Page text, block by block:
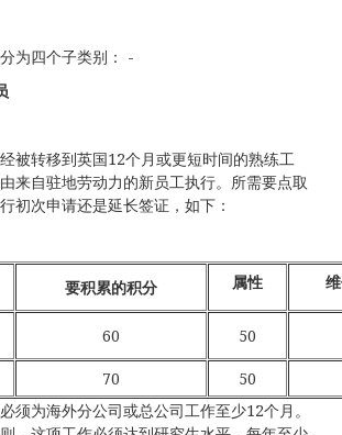
为四个子类别： -
被转移到英国12个月或更短时间的熟练工
来自驻地劳动力的新员工执行。所需要点取
初次申请还是延长签证，如下：
要积累的积分 属性
60 50
70
50
须为海外分公司或总公司工作至少12个月。